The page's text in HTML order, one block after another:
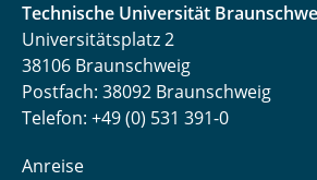
Technische Universität
Universitätsplatz 2
38106 Braunschweig
Postfach: 38092 Braunschweig
Telefon: +49 (0) 531 391-0
Anreise